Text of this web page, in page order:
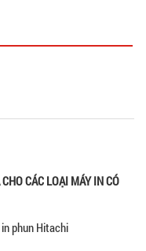
CÁC LOẠI MÁY IN CÓ
phun Hitachi